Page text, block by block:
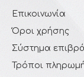
Επικοινωνία
Όροι χρήσης
Σύστημα
Τρόποι